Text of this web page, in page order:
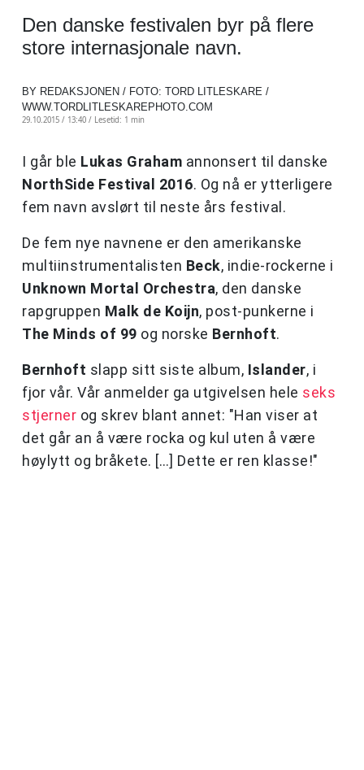
Den danske festivalen byr på flere
store internasjonale navn.
BY REDAKSJONEN / FOTO: TORD LITLESKARE /
WWW.TORDLITLESKAREPHOTO.COM
29.10.2015 / 13:40 / Lesetid: 1 min
I går ble Lukas Graham annonsert til danske
NorthSide Festival 2016. Og nå er ytterligere
fem navn avslørt til neste års festival.
De fem nye navnene er den amerikanske
multiinstrumentalisten Beck, indie-rockerne i
Unknown Mortal Orchestra, den danske
rapgruppen Malk de Koijn, post-punkerne i
The Minds of 99 og norske Bernhoft.
Bernhoft slapp sitt siste album, Islander, i
fjor vår. Vår anmelder ga utgivelsen hele seks
stjerner og skrev blant annet: "Han viser at
det går an å være rocka og kul uten å være
høylytt og bråkete. […] Dette er ren klasse!"